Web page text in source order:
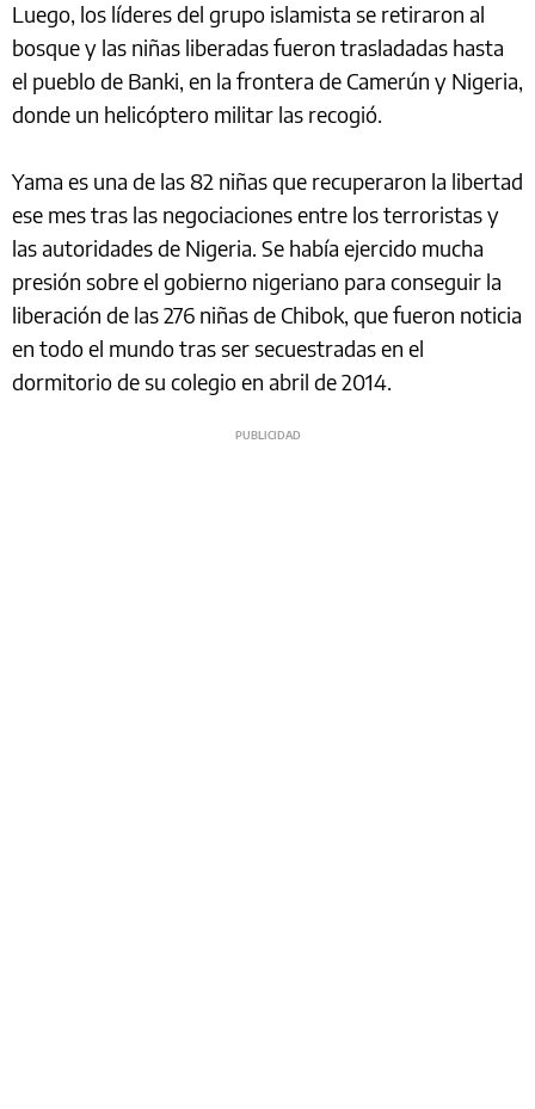
Luego, los líderes del grupo islamista se retiraron al
bosque y las niñas liberadas fueron trasladadas hasta
el pueblo de Banki, en la frontera de Camerún y Nigeria,
donde un helicóptero militar las recogió.
Yama es una de las 82 niñas que recuperaron la libertad
ese mes tras las negociaciones entre los terroristas y
las autoridades de Nigeria. Se había ejercido mucha
presión sobre el gobierno nigeriano para conseguir la
liberación de las 276 niñas de Chibok, que fueron noticia
en todo el mundo tras ser secuestradas en el
dormitorio de su colegio en abril de 2014.